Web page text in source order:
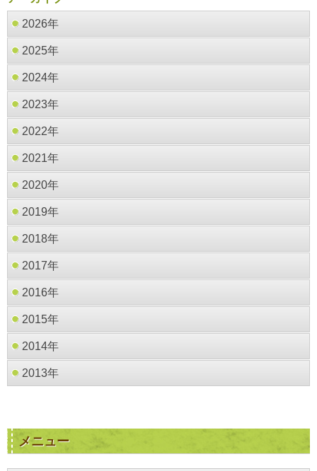
2026年
2025年
2024年
2023年
2022年
2021年
2020年
2019年
2018年
2017年
2016年
2015年
2014年
2013年
メニュー